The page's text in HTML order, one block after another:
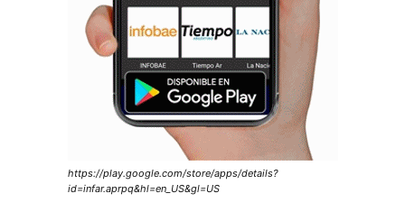
https://play.google.com/store/apps/details?
id=infar.aprpq&hl=en_US&gl=US